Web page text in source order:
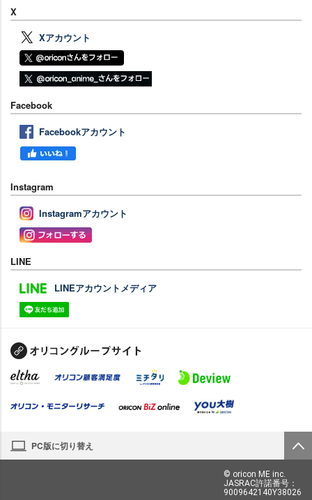
X
Xアカウント
Facebook
Facebookアカウント
Instagram
Instagramアカウント
LINE
LINEアカウントメディア
PC版に切り替え
© oricon ME inc.
JASRAC許諾番号：
9009642140Y38026